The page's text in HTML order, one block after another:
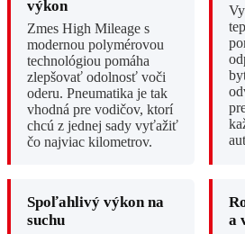
výkon
Zmes High Mileage s
modernou polymérovou
technológiou pomáha
zlepšovať odolnosť voči
oderu. Pneumatika je tak
vhodná pre vodičov, ktorí
chcú z jednej sady vyťažiť
čo najviac kilometrov.
Spoľahlivý výkon na
suchu
a